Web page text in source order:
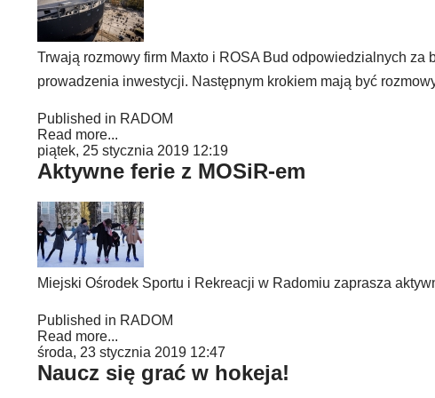
Trwają rozmowy firm Maxto i ROSA Bud odpowiedzialnych
prowadzenia inwestycji. Następnym krokiem mają być
Published in RADOM
Read more...
piątek, 25 stycznia 2019 12:19
Aktywne ferie z MOSiR-em
Miejski Ośrodek Sportu i Rekreacji w Radomiu zaprasza
Published in RADOM
Read more...
środa, 23 stycznia 2019 12:47
Naucz się grać w hokeja!